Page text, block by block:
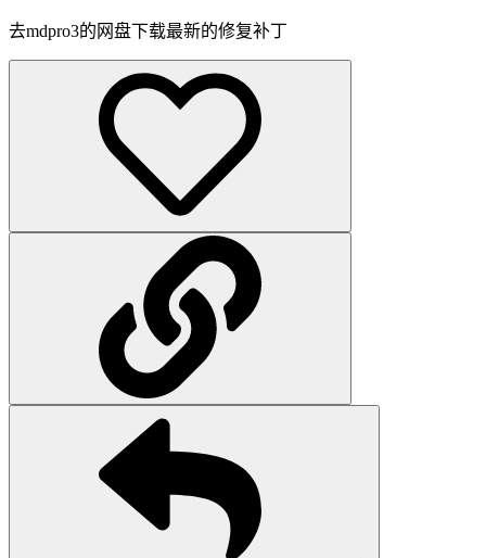
去mdpro3的网盘下载最新的修复补丁